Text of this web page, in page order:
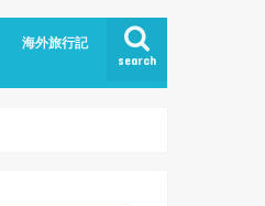
search
海外旅行記
バルセロナ観光(2023年6月)